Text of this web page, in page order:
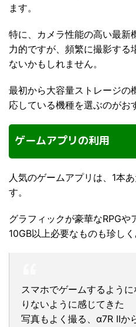
ます。
特に、カメラ性能の高い最新
力的ですが、頻繁に撮影する
ないかもしれません。
最初から大容量ストレージの
応している機種を選ぶのがお
ゲームアプリの利用
人気のゲームアプリは、1本
す。
グラフィックが豪華なRPGや
10GB以上必要なものも珍しく
スマホでゲームするよう
りないように感じてきた
写真もよく撮る、α7R IIか